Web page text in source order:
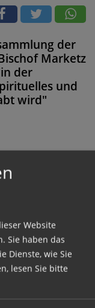
der
Marketz
der
und
wird"
das
Website
Sie haben das
Dienste, wie Sie
lesen Sie bitte